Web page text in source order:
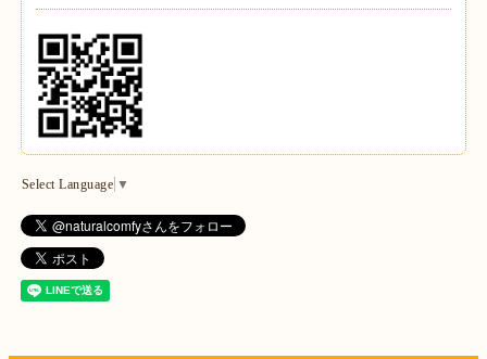
Select Language ▼